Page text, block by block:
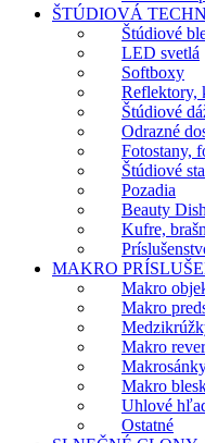
ŠTÚDIOVÁ
Štúdiové
LED svetlá
Softboxy
Reflektory,
Štúdiové
Odrazné
Fotostany,
Štúdiové
Pozadia
Beauty Dish
Kufre,
MAKRO
Makro
Makro
Makro
Makro
Uhlové
Ostatné